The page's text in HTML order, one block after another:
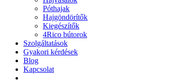
Póthajak
Hajgöndörítők
Kiegészítők
4Rico bútorok
Szolgáltatások
Gyakori kérdések
Blog
Kapcsolat